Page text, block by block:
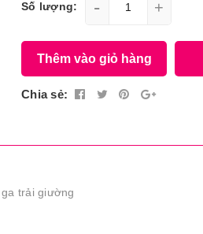
Số lượng: - +
Thêm vào giỏ hàng
Chia sẻ:
trải giường